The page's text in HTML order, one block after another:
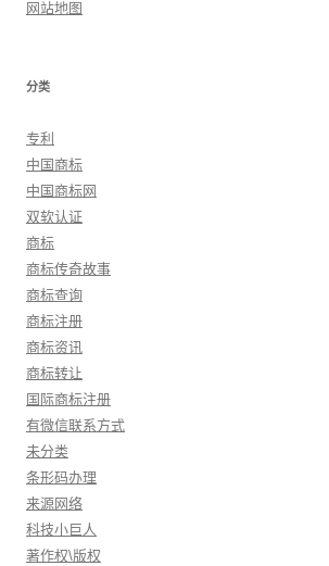
网站地图
分类
专利
中国商标
中国商标网
双软认证
商标
商标传奇故事
商标查询
商标注册
商标资讯
商标转让
国际商标注册
有微信联系方式
未分类
条形码办理
来源网络
科技小巨人
著作权\版权